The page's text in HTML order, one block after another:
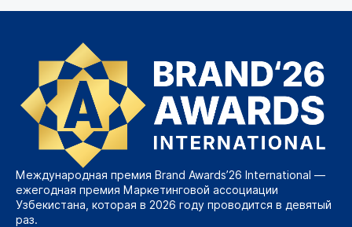
Международная премия Brand Awards’26 International —
ежегодная премия Маркетинговой ассоциации
Узбекистана, которая в 2026 году проводится в девятый
раз.